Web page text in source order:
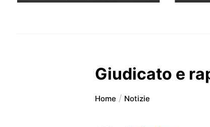
Giudicato e
Home Notizie